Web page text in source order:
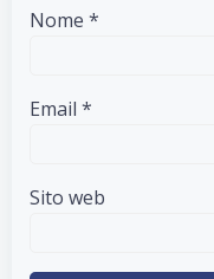
Nome *
Email *
Sito web